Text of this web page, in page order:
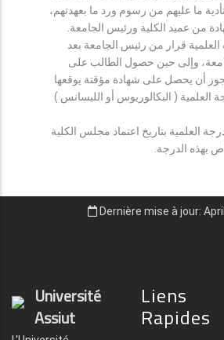
ما عليهم من رسوم ورد ما بعهدتهم،
من عميد الكلية ورئيس الجامعة.
قرار من رئيس الجامعة بعد
وإلى حين حصول الطالب على
أن يحصل على شهادة مؤقتة يوقعها
العلمية ( البكالوريوس أو الليسانس )
العلمية بتاريخ اعتماد مجلس الكلية
بهذه الدرجة.
Dernière mise à jour:
Université
Assiut
Liens
Rapides